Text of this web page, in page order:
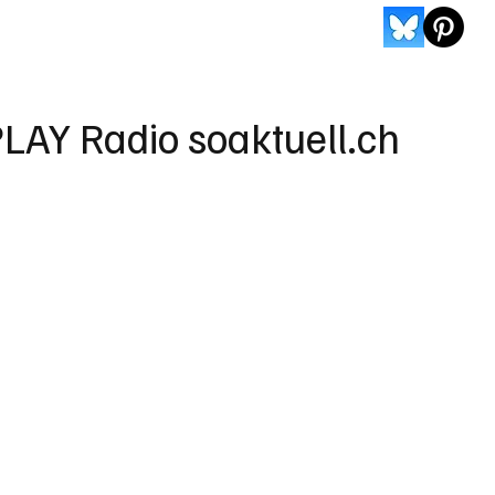
Radio soaktuell.ch